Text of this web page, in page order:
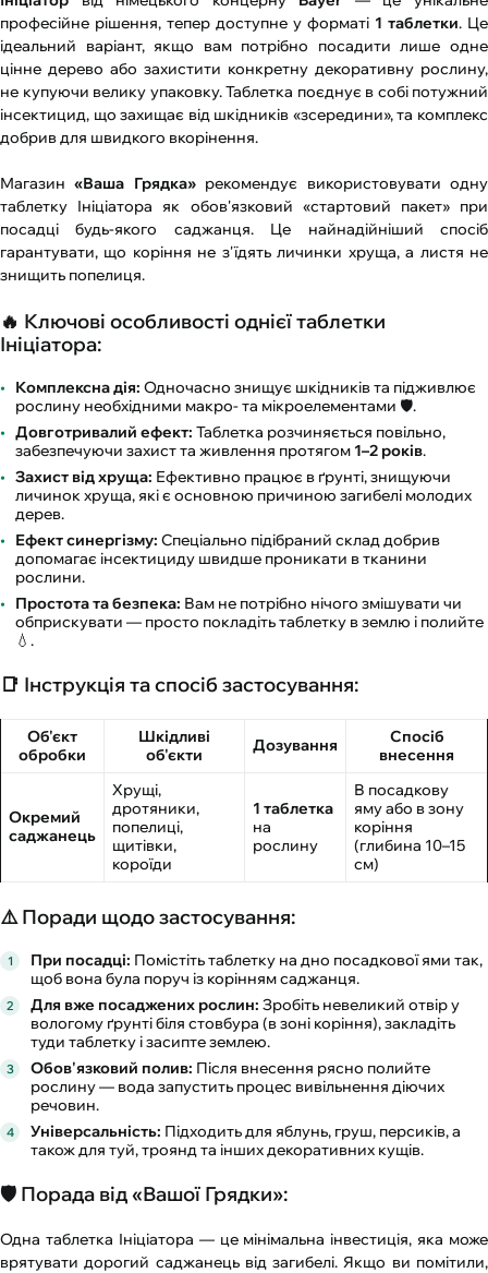
професійне рішення, тепер доступне у форматі 1 таблетки. Це
ідеальний варіант, якщо вам потрібно посадити лише одне
цінне дерево або захистити конкретну декоративну рослину,
не купуючи велику упаковку. Таблетка поєднує в собі потужний
інсектицид, що захищає від шкідників «зсередини», та комплекс
добрив для швидкого вкорінення.
Магазин«Ваша Грядка»рекомендує використовувати одну
таблетку Ініціатора як обов'язковий «стартовий пакет» при
посадці будь-якого саджанця. Це найнадійніший спосіб
гарантувати, що коріння не з'їдять личинки хруща, а листя не
знищить попелиця.
🔥 Ключові особливості однієї таблетки
Ініціатора:
Комплексна дія: Одночасно знищує шкідників та підживлює
рослину необхідними макро- та мікроелементами 🛡️.
Довготривалий ефект: Таблетка розчиняється повільно,
забезпечуючи захист та живлення протягом 1–2 років.
Захист від хруща: Ефективно працює в ґрунті, знищуючи
личинок хруща, які є основною причиною загибелі молодих
дерев.
Ефект синергізму: Спеціально підібраний склад добрив
допомагає інсектициду швидше проникати в тканини
рослини.
Простота та безпека: Вам не потрібно нічого змішувати чи
обприскувати — просто покладіть таблетку в землю і полийте
💧.
📑 Інструкція та спосіб застосування:
Об'єкт
обробки
Шкідливі
об'єкти
Дозування
Спосіб
внесення
Окремий
саджанець
Хрущі,
дротяники,
попелиці,
щитівки,
короїди
1 таблетка
на
рослину
В посадкову
яму або в зону
коріння
(глибина 10–15
см)
⚠️ Поради щодо застосування:
При посадці: Помістіть таблетку на дно посадкової ями так,
щоб вона була поруч із корінням саджанця.
Для вже посаджених рослин: Зробіть невеликий отвір у
вологому ґрунті біля стовбура (в зоні коріння), закладіть
туди таблетку і засипте землею.
Обов'язковий полив: Після внесення рясно полийте
рослину — вода запустить процес вивільнення діючих
речовин.
Універсальність: Підходить для яблунь, груш, персиків, а
також для туй, троянд та інших декоративних кущів.
🛡️ Порада від «Вашої Грядки»:
Одна таблетка Ініціатора — це мінімальна інвестиція, яка може
врятувати дорогий саджанець від загибелі. Якщо ви помітили,